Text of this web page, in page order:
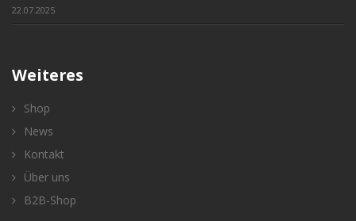
22.07.2025
Weiteres
Shop
News
Kontakt
Über uns
B2B-Shop